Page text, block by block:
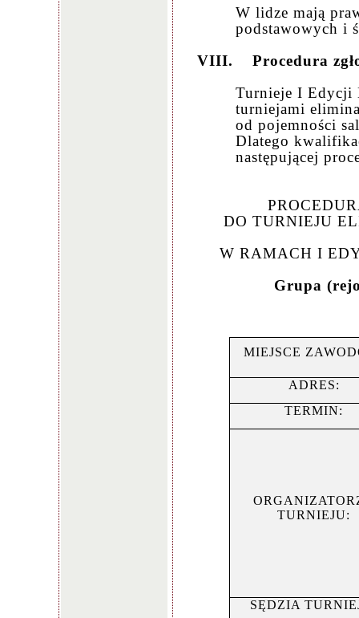
W lidze mają
podstawowych i
VIII.
Procedura
Turnieje I Edycji
turniejami
od pojemności
Dlatego
następującej
DO TURNIEJU
W RAMACH I
Grupa
MIEJSCE
ADRES:
TERMIN:
TURNIEJU:
SĘDZIA